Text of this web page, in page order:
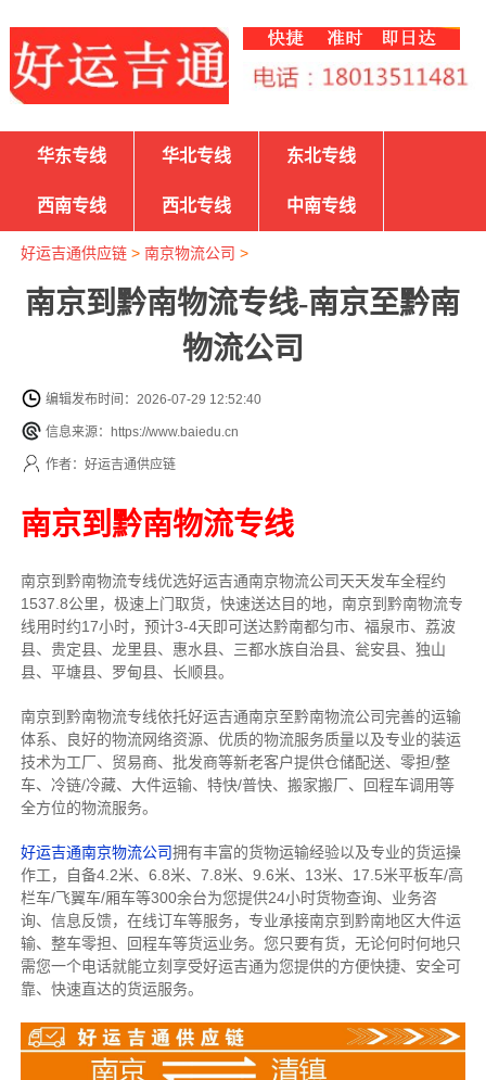
华东专线 华北专线 东北专线
西南专线 西北专线 中南专线
好运吉通供应链> 南京物流公司 >
南京到黔南物流专线-南京至黔南
物流公司
编辑发布时间：2026-07-29 12:52:40
信息来源：https://www.baiedu.cn
作者：好运吉通供应链
南京到黔南物流专线
南京到黔南物流专线优选好运吉通南京物流公司天天发车全程约
1537.8公里， 极速上门取货，快速送达目的地，南京到黔南物流专
线用时约17小时，预计3-4天即可送达黔南都匀市、福泉市、荔波
县、贵定县、龙里县、惠水县、三都水族自治县、瓮安县、独山
县、平塘县、罗甸县、长顺县。
南京到黔南物流专线依托好运吉通南京至黔南物流公司完善的运输
体系、良好的物流网络资源、优质的物流服务质量以及专业的装运
技术为工厂、贸易商、批发商等新老客户提供仓储配送、零担/整
车、冷链/冷藏、大件运输、特快/普快、搬家搬厂、回程车调用等
全方位的物流服务。
好运吉通南京物流公司拥有丰富的货物运输经验以及专业的货运操
作工，自备4.2米、6.8米、7.8米、9.6米、13米、17.5米平板车/高
栏车/飞翼车/厢车等300余台为您提供24小时货物查询、业务咨
询、信息反馈，在线订车等服务， 专业承接南京到黔南地区大件运
输、整车零担、回程车等货运业务。 您只要有货，无论何时何地只
需您一个电话就能立刻享受好运吉通为您提供的方便快捷、安全可
靠、快速直达的货运服务。